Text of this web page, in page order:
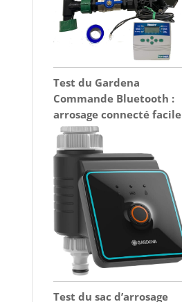
Test du Gardena
Commande Bluetooth :
arrosage connecté facile
Test du sac d’arrosage